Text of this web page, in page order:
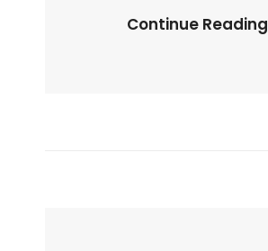
Continue Reading